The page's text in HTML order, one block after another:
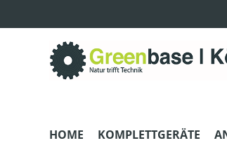
HOME KOMPLETTGERÄTE